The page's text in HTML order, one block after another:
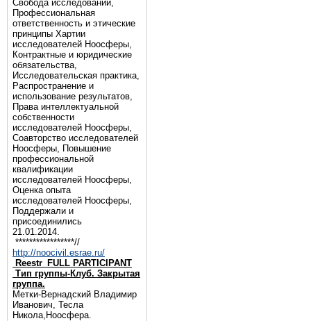
Свобода исследований,
Профессиональная
ответственность и этические
принципы Хартии
исследователей Ноосферы,
Контрактные и юридические
обязательства,
Исследовательская практика,
Распространение и
использование результатов,
Права интеллектуальной
собственности
исследователей Ноосферы,
Соавторство исследователей
Ноосферы, Повышение
профессиональной
квалификации
исследователей Ноосферы,
Оценка опыта
исследователей Ноосферы,
Поддержали и
присоединились
21.01.2014.
*****************//
http://noocivil.esrae.ru/
Reestr_FULL PARTICIPANT
Тип группы-Клуб. Закрытая
группа.
Метки-Вернадский Владимир
Иванович, Тесла
Никола,Ноосфера.